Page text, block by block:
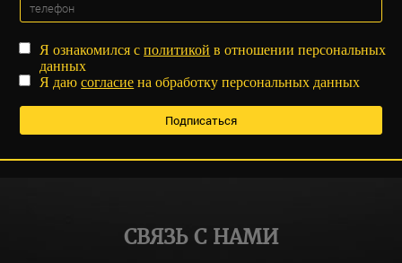
Я ознакомился сполитикой в отношении персональных
данных
Я даюсогласие на обработку персональных данных
СВЯЗЬ С НАМИ